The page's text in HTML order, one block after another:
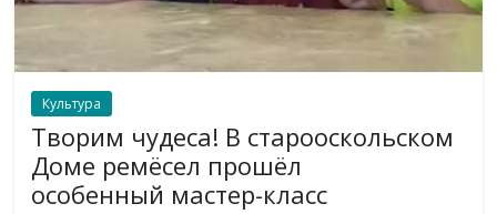
Культура
Творим чудеса! В старооскольском
Доме ремёсел прошёл
особенный мастер-класс